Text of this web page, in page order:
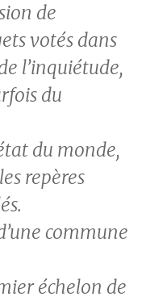
de
votés dans
l’inquiétude,
du
du monde,
repères
commune
échelon de